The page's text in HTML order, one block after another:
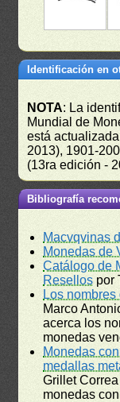
Identificación en
NOTA: La
Mundial de
está
2013), 1901-
(13ra edición -
Bibliografía
Macvqvinas
Monedas de
Catálogo de
Resellos por
Los
Marco
acerca los
monedas
Monedas
medallas
Grillet
monedas